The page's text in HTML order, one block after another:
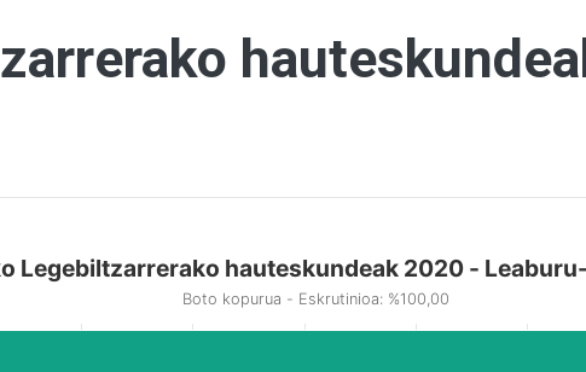
Legebiltzarrerako hauteskundeak 2020 -
Boto kopurua - Eskrutinioa: %100,00